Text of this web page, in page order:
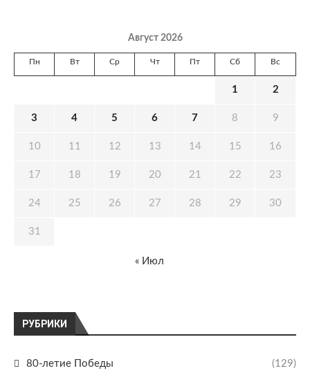
РУБРИКИ
80-летие Победы (129)
Август 2026
Пн Вт Ср Чт Пт Сб Вс
1 2
3 4 5 6 7 8 9
10 11 12 13 14 15 16
17 18 19 20 21 22 23
24 25 26 27 28 29 30
31
« Июл